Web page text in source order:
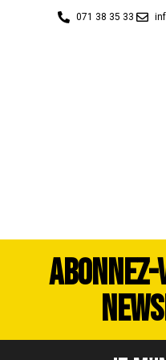
071 38 35 33
ABONNEZ-